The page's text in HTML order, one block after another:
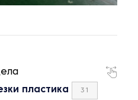
пластика 31